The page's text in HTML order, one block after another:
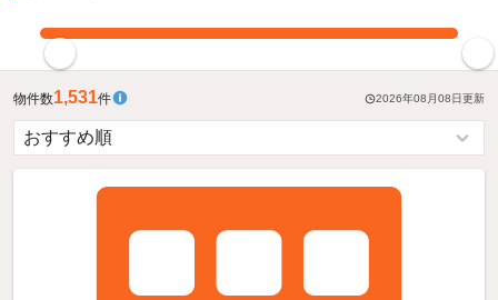
物件数1,531件 2026年08月08日更新